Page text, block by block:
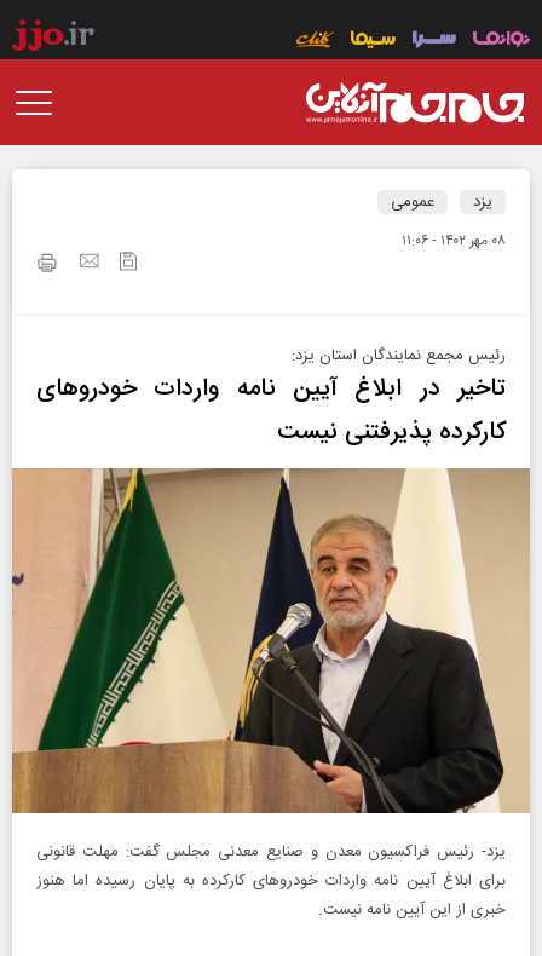
یزد عمومی
۰۸ مهر ۱۴۰۲ - ۱۱:۰۶
رئیس مجمع نمایندگان استان یزد:
تاخیر در ابلاغ آیین نامه واردات خودروهای
کارکرده پذیرفتنی نیست
یزد- رئیس فراکسیون معدن و صنایع معدنی مجلس گفت: مهلت قانونی
برای ابلاغ آیین نامه واردات خودروهای کارکرده به پایان رسیده اما هنوز
خبری از این آیین نامه نیست.